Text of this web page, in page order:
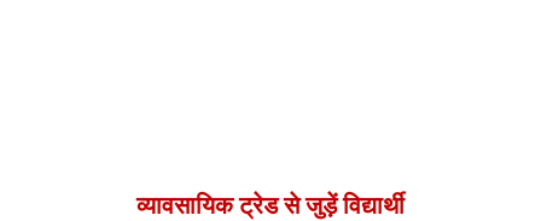
व्यावसायिक ट्रेड से जुड़ें विद्यार्थी